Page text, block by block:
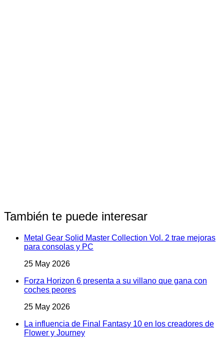
También te puede interesar
Metal Gear Solid Master Collection Vol. 2 trae mejoras
para consolas y PC
25 May 2026
Forza Horizon 6 presenta a su villano que gana con
coches peores
25 May 2026
La influencia de Final Fantasy 10 en los creadores de
Flower y Journey